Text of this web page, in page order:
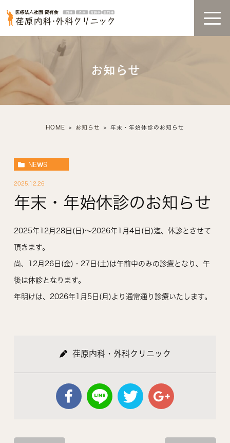
お知らせ
HOME お知らせ 年末・年始休診のお知らせ
NEWS
2025.12.26
年末・年始休診のお知らせ
2025年12月28日(日)～2026年1月4日(日)迄、休診とさせて
頂きます。
尚、12月26日(金)・27日(土)は午前中のみの診療となり、午
後は休診となります。
年明けは、2026年1月5日(月)より通常通り診療いたします。
荏原内科・外科クリニック